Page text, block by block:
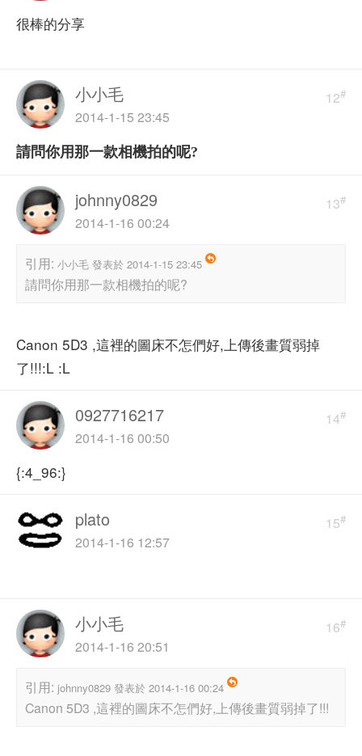
很棒的分享
12#
小小毛
2014-1-15 23:45
請問你用那一款相機拍的呢?
13#
johnny0829
2014-1-16 00:24
引用: 小小毛 發表於 2014-1-15 23:45
請問你用那一款相機拍的呢?
Canon 5D3 ,這裡的圖床不怎們好,上傳後畫質弱掉
了!!!:L :L
14#
0927716217
2014-1-16 00:50
{:4_96:}
15#
plato
2014-1-16 12:57
16#
小小毛
2014-1-16 20:51
引用: johnny0829 發表於 2014-1-16 00:24
Canon 5D3 ,這裡的圖床不怎們好,上傳後畫質弱掉了!!!